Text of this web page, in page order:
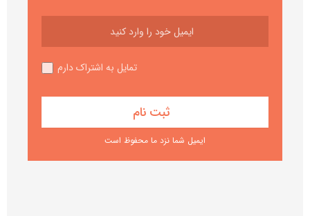
تمایل به اشتراک دارم
ایمیل شما نزد ما محفوظ است